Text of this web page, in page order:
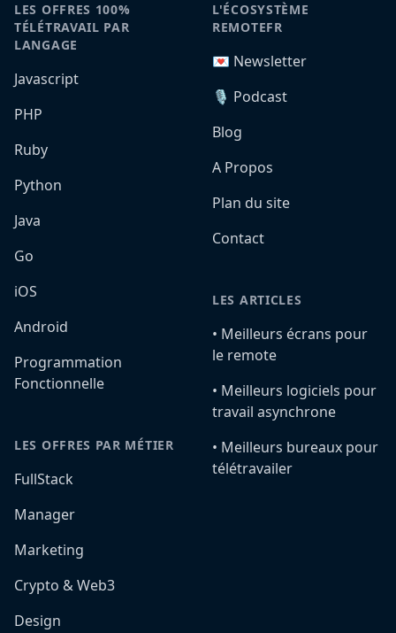
LES OFFRES 100%
TÉLÉTRAVAIL PAR
LANGAGE
Javascript
PHP
Ruby
Python
Java
Go
iOS
Android
Programmation
Fonctionnelle
LES OFFRES PAR MÉTIER
FullStack
Manager
Marketing
Crypto & Web3
Design
L'ÉCOSYSTÈME
REMOTEFR
💌 Newsletter
🎙️ Podcast
Blog
A Propos
Plan du site
Contact
LES ARTICLES
•️ Meilleurs écrans pour
le remote
•️ Meilleurs logiciels pour
travail asynchrone
•️ Meilleurs bureaux pour
télétravailer